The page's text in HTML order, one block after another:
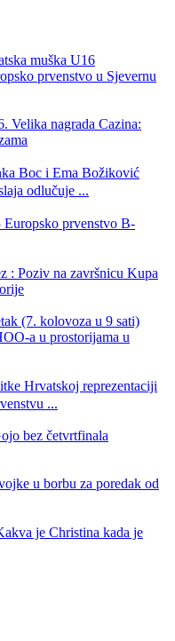
muška U16
prvenstvo u Sjevernu
Velika nagrada Cazina:
Boc i Ema Božiković
odlučuje ...
prvenstvo B-
: Poziv na završnicu Kupa
(7. kolovoza u 9 sati)
a u prostorijama u
Hrvatskoj reprezentaciji
...
bez četvrtfinala
u borbu za poredak od
je Christina kada je